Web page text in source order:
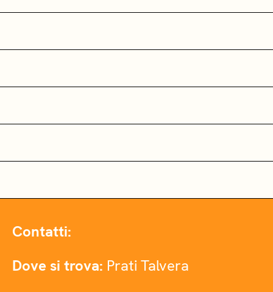
Contatti:
Dove si trova: Prati Talvera